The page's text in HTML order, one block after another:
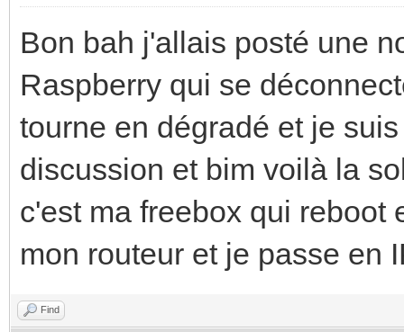
Bon bah j'allais posté une
Raspberry qui se
tourne en dégradé et je
discussion et bim voilà la
c'est ma freebox qui reboot
mon routeur et je passe en
Find